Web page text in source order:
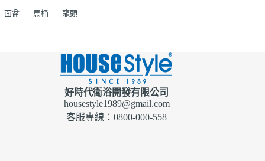
面盆 馬桶 龍頭
好時代衛浴開發有限公司
housestyle1989@gmail.com
客服專線：0800-000-558